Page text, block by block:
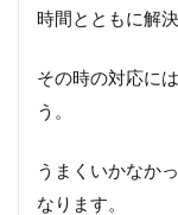
時間とともに解
その時の対応に
う。
うまくいかなか
なります。